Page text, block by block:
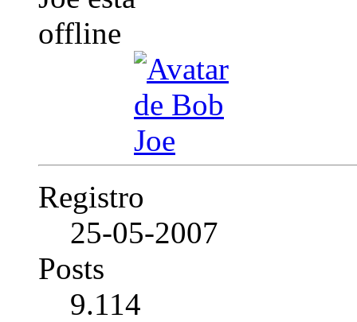
Registro
25-05-2007
Posts
9.114